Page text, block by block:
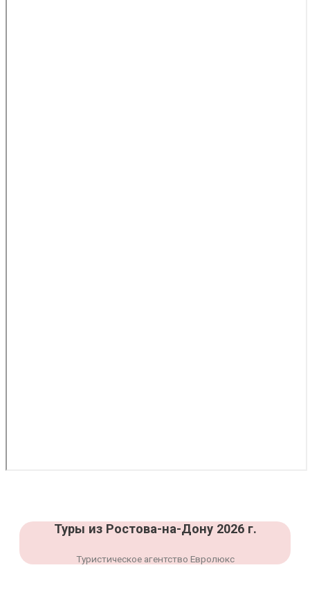
Туры из Ростова-на-Дону 2026 г.
Туристическое агентство Евролюкс